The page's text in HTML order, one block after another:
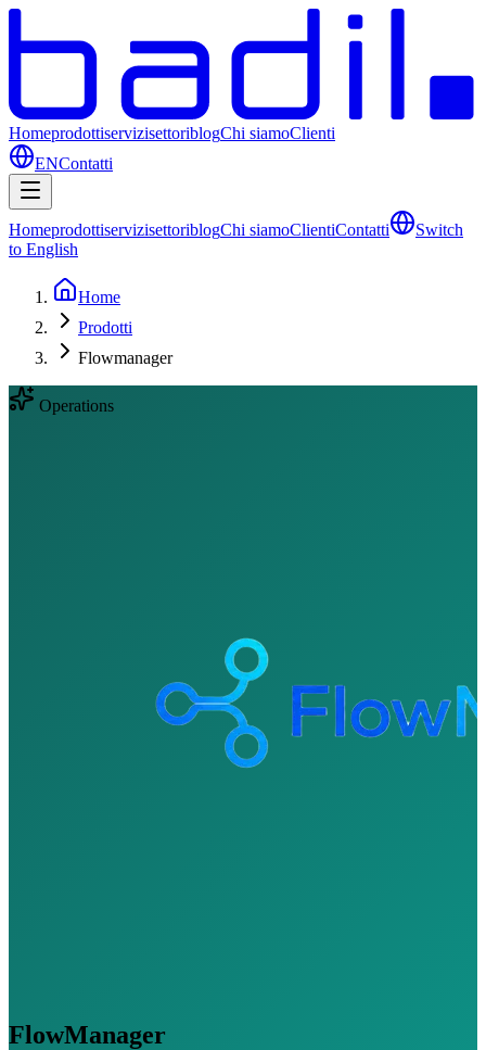
HomeprodottiservizisettoriblogChi siamoClienti
ENContatti
HomeprodottiservizisettoriblogChi siamoClientiContatti
Switch
to English
Home
Prodotti
Flowmanager
Operations
FlowManager